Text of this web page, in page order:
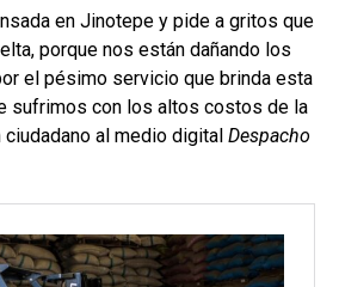
en Jinotepe y pide a gritos que
porque nos están dañando los
el pésimo servicio que brinda esta
sufrimos con los altos costos de la
ciudadano al medio digital Despacho